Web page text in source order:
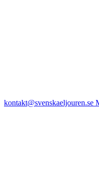
kontakt@svenskaeljouren.se